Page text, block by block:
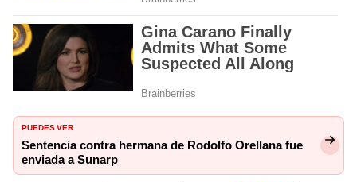
PUEDES VER
Sentencia contra hermana de Rodolfo Orellana fue
enviada a Sunarp